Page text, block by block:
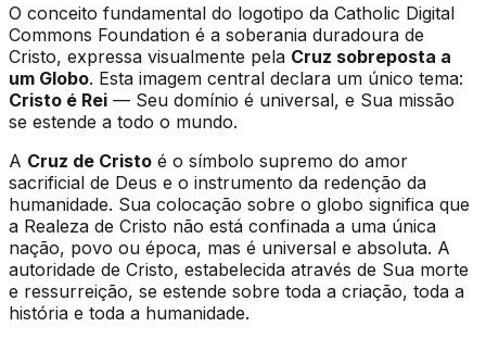
O conceito fundamental do logotipo da Catholic Digital
Commons Foundation é a soberania duradoura de
Cristo, expressa visualmente pela Cruz sobreposta a
um Globo. Esta imagem central declara um único tema:
Cristo é Rei — Seu domínio é universal, e Sua missão
se estende a todo o mundo.
A Cruz de Cristo é o símbolo supremo do amor
sacrificial de Deus e o instrumento da redenção da
humanidade. Sua colocação sobre o globo significa que
a Realeza de Cristo não está confinada a uma única
nação, povo ou época, mas é universal e absoluta. A
autoridade de Cristo, estabelecida através de Sua morte
e ressurreição, se estende sobre toda a criação, toda a
história e toda a humanidade.